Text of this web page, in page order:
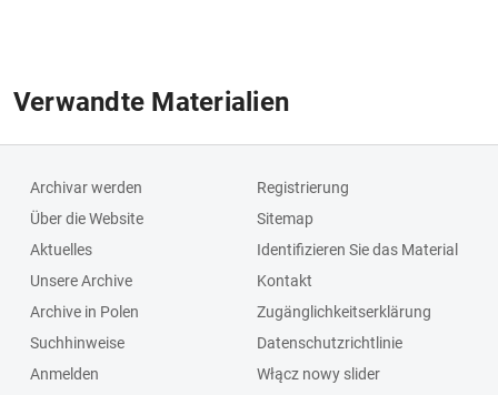
Verwandte Materialien
Archivar werden
Über die Website
Aktuelles
Unsere Archive
Archive in Polen
Suchhinweise
Anmelden
Registrierung
Sitemap
Identifizieren Sie das Material
Kontakt
Zugänglichkeitserklärung
Datenschutzrichtlinie
Włącz nowy slider